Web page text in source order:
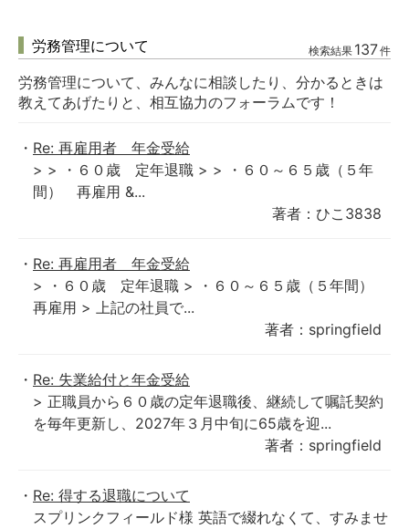
労務管理について 検索結果 137件
労務管理について、みんなに相談したり、分かるときは
教えてあげたりと、相互協力のフォーラムです！
Re: 再雇用者 年金受給
> > ・６０歳 定年退職 > > ・６０～６５歳（５年
間） 再雇用 &...
著者：ひこ3838
Re: 再雇用者 年金受給
> ・６０歳 定年退職 > ・６０～６５歳（５年間）
再雇用 > 上記の社員で...
著者：springfield
Re: 失業給付と年金受給
> 正職員から６０歳の定年退職後、継続して嘱託契約
を毎年更新し、2027年３月中旬に65歳を迎...
著者：springfield
Re: 得する退職について
スプリンクフィールド様 英語で綴れなくて、すみませ